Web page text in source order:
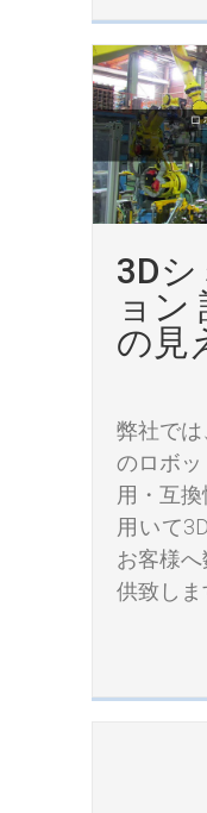
3D
ョン
の見
弊社で
のロボ
用・互
用いて
お客様
供致しま